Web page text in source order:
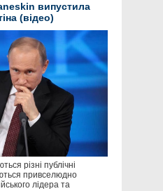
випустила
(відео)
різні публічні
привселюдно
лідера та